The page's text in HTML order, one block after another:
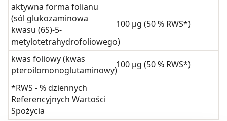
aktywna forma folianu
(sól glukozaminowa
kwasu (6S)-5-
metylotetrahydrofoliowego)
100 μg (50 % RWS*)
kwas foliowy (kwas
pteroilomonoglutaminowy)
100 μg (50 % RWS*)
*RWS - % dziennych
Referencyjnych Wartości
Spożycia